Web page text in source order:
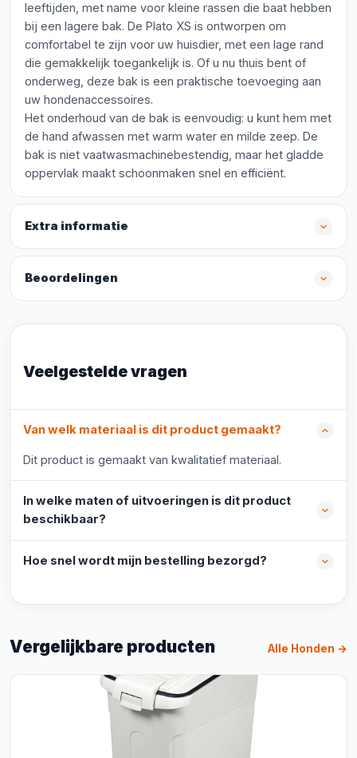
leeftijden, met name voor kleine rassen die baat hebben
bij een lagere bak. De Plato XS is ontworpen om
comfortabel te zijn voor uw huisdier, met een lage rand
die gemakkelijk toegankelijk is. Of u nu thuis bent of
onderweg, deze bak is een praktische toevoeging aan
uw hondenaccessoires.
Het onderhoud van de bak is eenvoudig: u kunt hem met
de hand afwassen met warm water en milde zeep. De
bak is niet vaatwasmachinebestendig, maar het gladde
oppervlak maakt schoonmaken snel en efficiënt.
Extra informatie
Beoordelingen
Veelgestelde vragen
Van welk materiaal is dit product gemaakt?
Dit product is gemaakt van kwalitatief materiaal.
In welke maten of uitvoeringen is dit product
beschikbaar?
Hoe snel wordt mijn bestelling bezorgd?
Vergelijkbare producten Alle Honden →